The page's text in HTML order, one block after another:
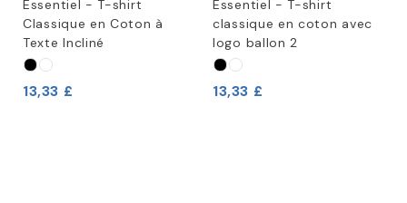
Essentiel - T-shirt
Classique en Coton à
Texte Incliné
13,33 £
Essentiel - T-shirt
classique en coton avec
logo ballon 2
13,33 £